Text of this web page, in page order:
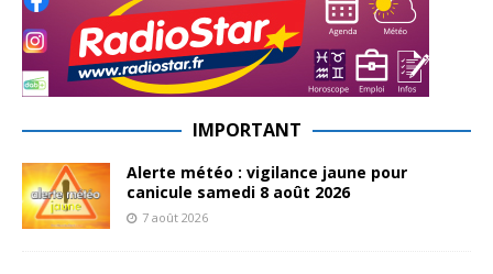
IMPORTANT
Alerte météo : vigilance jaune pour
canicule samedi 8 août 2026
7 août 2026